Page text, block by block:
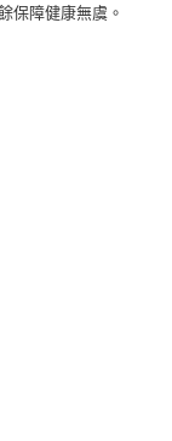
home
關給付款項請求債
本公司不負相關責
公司將視審查結果
惡意使用之情形，
保障健康無虞。